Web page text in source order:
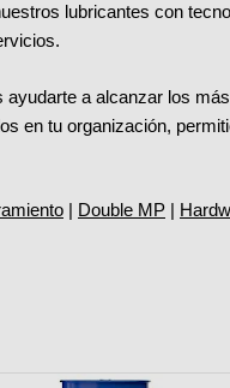
lubricantes con
ayudarte a alcanzar los
en tu organización,
| Double MP |